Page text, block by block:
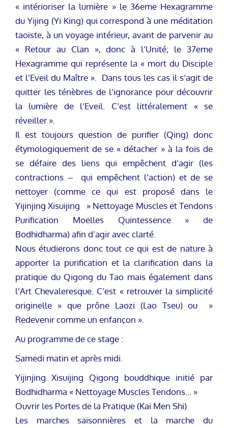
« intérioriser la lumière » le 36eme Hexagramme
du Yijing (Yi King) qui correspond à une méditation
taoïste, à un voyage intérieur, avant de parvenir au
« Retour au Clan », donc à l’Unité; le 37eme
Hexagramme qui représente la « mort du Disciple
et l’Eveil du Maître ». Dans tous les cas il s’agit de
quitter les ténèbres de l’ignorance pour découvrir
la lumière de l’Eveil. C’est littéralement « se
réveiller ».
Il est toujours question de purifier (Qing) donc
étymologiquement de se « détacher » à la fois de
se défaire des liens qui empêchent d’agir (les
contractions – qui empêchent l’action) et de se
nettoyer (comme ce qui est proposé dans le
Yijinjing Xisuijing » Nettoyage Muscles et Tendons
Purification Moelles Quintessence » de
Bodhidharma) afin d’agir avec clarté.
Nous étudierons donc tout ce qui est de nature à
apporter la purification et la clarification dans la
pratique du Qigong du Tao mais également dans
l’Art Chevaleresque. C’est « retrouver la simplicité
originelle » que prône Laozi (Lao Tseu) ou »
Redevenir comme un enfançon ».
Au programme de ce stage :
Samedi matin et après midi.
Yijinjing Xisuijing Qigong bouddhique initié par
Bodhidharma « Nettoyage Muscles Tendons… »
Ouvrir les Portes de la Pratique (Kai Men Shi)
Les marches saisonnières et la marche du